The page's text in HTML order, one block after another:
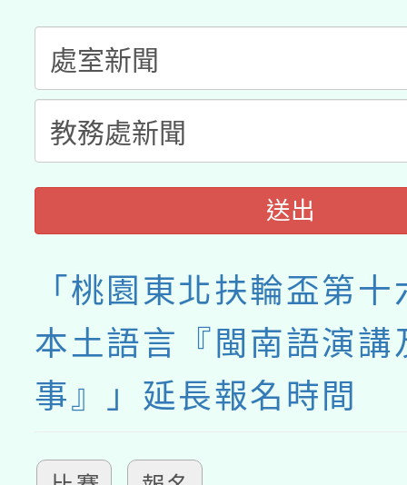
送出
「桃園東北扶輪盃第
本土語言『閩南語演講
事』」延長報名時間